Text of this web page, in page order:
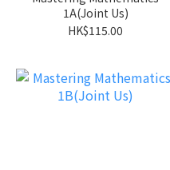
1A(Joint Us)
HK$115.00